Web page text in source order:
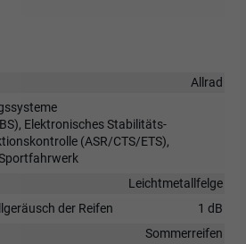
Allrad
Elektronisches Stabilitäts-
(ASR/CTS/ETS),
Leichtmetallfelge
der Reifen
1 dB
Sommerreifen